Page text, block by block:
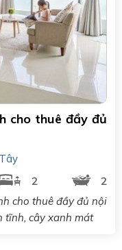
cho thuê đầy đủ
2
2
cho thuê đầy đủ nội
tĩnh, cây xanh mát